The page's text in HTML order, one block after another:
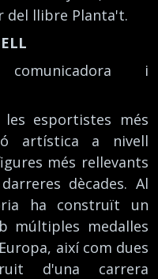
del llibre Planta't.
i
esportistes més
artística a nivell
més rellevants
dècades. Al
ha construït un
múltiples medalles
així com dues
d'una carrera